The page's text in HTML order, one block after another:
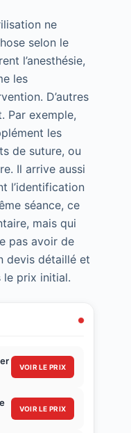
ne
selon le
l’anesthésie,
les
D’autres
Par exemple,
les
de suture, ou
Il arrive aussi
l’identification
séance, ce
mais qui
pas avoir de
devis détaillé et
le prix initial.
VOIR LE PRIX
VOIR LE PRIX